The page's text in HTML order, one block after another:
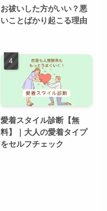
お祓いした方がいい？悪
いことばかり起こる理由
愛着スタイル診断【無
料】｜大人の愛着タイプ
をセルフチェック